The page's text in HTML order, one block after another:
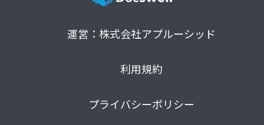
運営：株式会社アプルーシッド
利用規約
プライバシーポリシー